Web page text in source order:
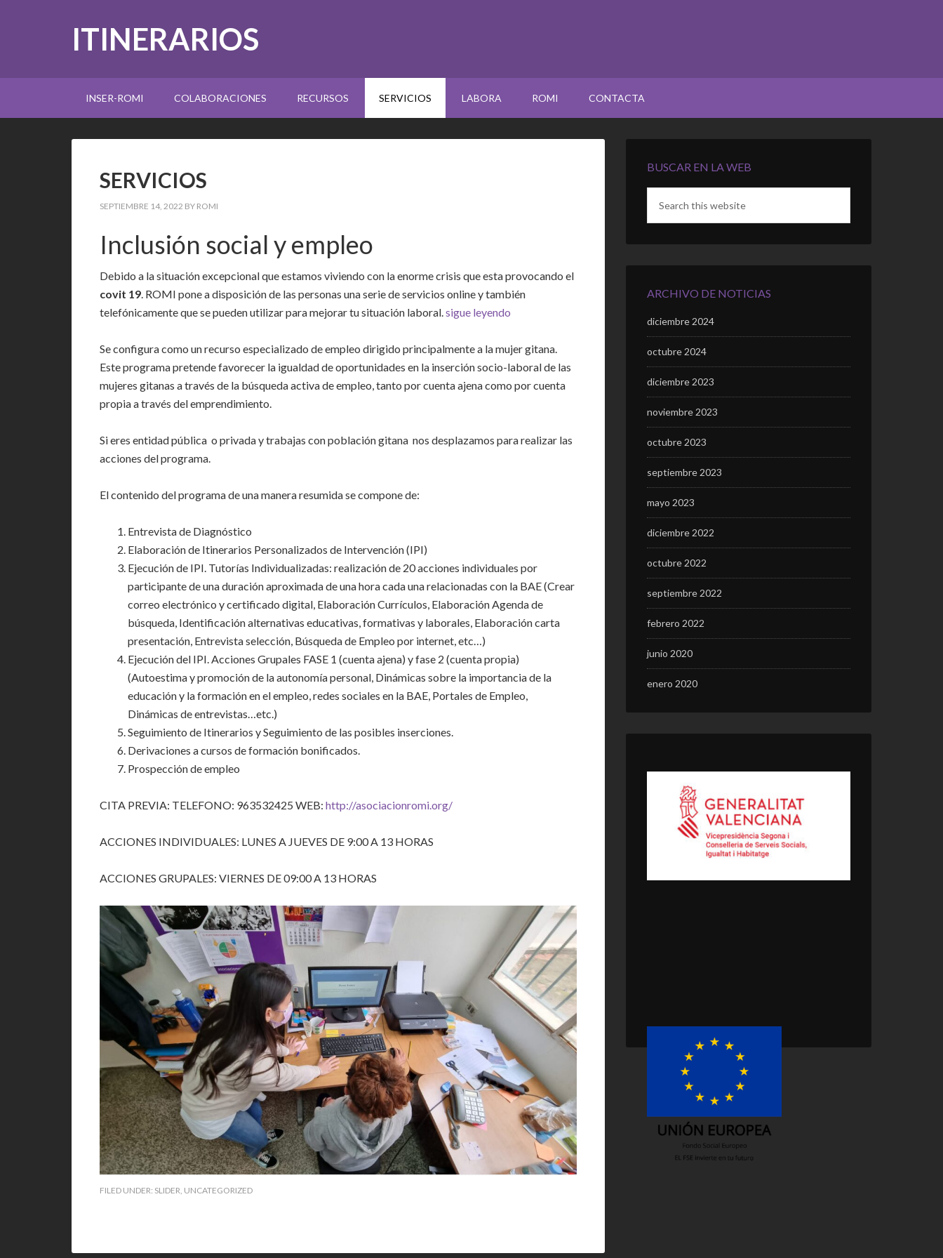
ITINERARIOS
INSER-ROMI COLABORACIONES RECURSOS SERVICIOS LABORA ROMI CONTACTA
SERVICIOS
SEPTIEMBRE 14, 2022 BY ROMI
Inclusión social y empleo
Debido a la situación excepcional que estamos viviendo con la enorme crisis que esta provocando el
covit 19. ROMI pone a disposición de las personas una serie de servicios online y también
telefónicamente que se pueden utilizar para mejorar tu situación laboral.sigue leyendo
Se configura como un recurso especializado de empleo dirigido principalmente a la mujer gitana.
Este programa pretende favorecer la igualdad de oportunidades en la inserción socio-laboral de las
mujeres gitanas a través de la búsqueda activa de empleo, tanto por cuenta ajena como por cuenta
propia a través del emprendimiento.
Si eres entidad pública o privada y trabajas con población gitana nos desplazamos para realizar las
acciones del programa.
El contenido del programa de una manera resumida se compone de:
Entrevista de Diagnóstico
Elaboración de Itinerarios Personalizados de Intervención (IPI)
Ejecución de IPI. Tutorías Individualizadas: realización de 20 acciones individuales por
participante de una duración aproximada de una hora cada una relacionadas con la BAE (Crear
correo electrónico y certificado digital, Elaboración Currículos, Elaboración Agenda de
búsqueda, Identificación alternativas educativas, formativas y laborales, Elaboración carta
presentación, Entrevista selección, Búsqueda de Empleo por internet, etc…)
Ejecución del IPI. Acciones Grupales FASE 1 (cuenta ajena) y fase 2 (cuenta propia)
(Autoestima y promoción de la autonomía personal, Dinámicas sobre la importancia de la
educación y la formación en el empleo, redes sociales en la BAE, Portales de Empleo,
Dinámicas de entrevistas…etc.)
Seguimiento de Itinerarios y Seguimiento de las posibles inserciones.
Derivaciones a cursos de formación bonificados.
Prospección de empleo
CITA PREVIA: TELEFONO: 963532425 WEB: http://asociacionromi.org/
ACCIONES INDIVIDUALES: LUNES A JUEVES DE 9:00 A 13 HORAS
ACCIONES GRUPALES: VIERNES DE 09:00 A 13 HORAS
FILED UNDER: SLIDER UNCATEGORIZED
BUSCAR EN LA WEB
ARCHIVO DE NOTICIAS
diciembre 2024
octubre 2024
diciembre 2023
noviembre 2023
octubre 2023
septiembre 2023
mayo 2023
diciembre 2022
octubre 2022
septiembre 2022
febrero 2022
junio 2020
enero 2020